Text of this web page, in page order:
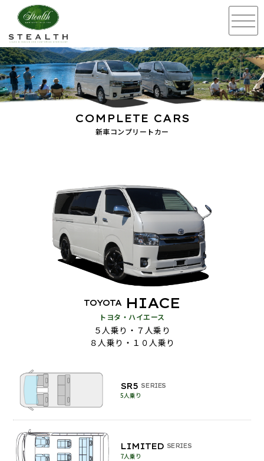
新車コンプリートカー
COMPLETE CARS
トヨタ・ハイエース
TOYOTA HIACE
５人乗り・７人乗り
８人乗り・１０人乗り
SR5 SERIES
5人乗り
LIMITED SERIES
7人乗り